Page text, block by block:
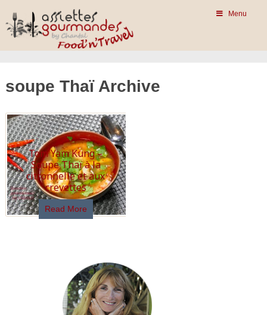
Menu
soupe Thaï Archive
Tom Yam Kung –
Soupe Thaï à la
citronnelle et aux
crevettes
Read More